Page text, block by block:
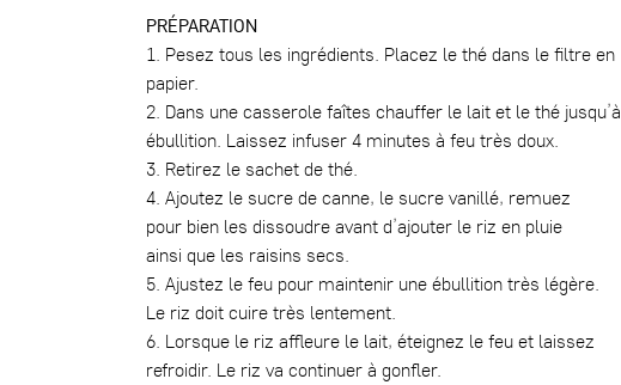
PRÉPARATION
1. Pesez tous les ingrédients. Placez le thé dans le filtre en
papier.
2. Dans une casserole faîtes chauffer le lait et le thé jusqu’à
ébullition. Laissez infuser 4 minutes à feu très doux.
3. Retirez le sachet de thé.
4. Ajoutez le sucre de canne, le sucre vanillé, remuez
pour bien les dissoudre avant d’ajouter le riz en pluie
ainsi que les raisins secs.
5. Ajustez le feu pour maintenir une ébullition très légère.
Le riz doit cuire très lentement.
6. Lorsque le riz affleure le lait, éteignez le feu et laissez
refroidir. Le riz va continuer à gonfler.